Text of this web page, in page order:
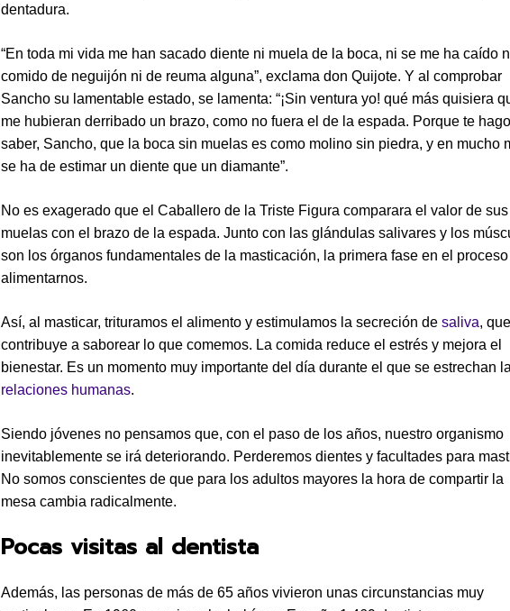
dentadura.
“En toda mi vida me han sacado diente ni muela de la boca, ni se me ha caído
comido de neguijón ni de reuma alguna”, exclama don Quijote. Y al comprobar
Sancho su lamentable estado, se lamenta: “¡Sin ventura yo! qué más quisiera
me hubieran derribado un brazo, como no fuera el de la espada. Porque te hago
saber, Sancho, que la boca sin muelas es como molino sin piedra, y en mucho
se ha de estimar un diente que un diamante”.
No es exagerado que el Caballero de la Triste Figura comparara el valor de sus
muelas con el brazo de la espada. Junto con las glándulas salivares y los
son los órganos fundamentales de la masticación, la primera fase en el
alimentarnos.
Así, al masticar, trituramos el alimento y estimulamos la secreción de saliva, que
contribuye a saborear lo que comemos. La comida reduce el estrés y mejora el
bienestar. Es un momento muy importante del día durante el que se estrechan
relaciones humanas.
Siendo jóvenes no pensamos que, con el paso de los años, nuestro organismo
inevitablemente se irá deteriorando. Perderemos dientes y facultades para
No somos conscientes de que para los adultos mayores la hora de compartir la
mesa cambia radicalmente.
Pocas visitas al dentista
Además, las personas de más de 65 años vivieron unas circunstancias muy